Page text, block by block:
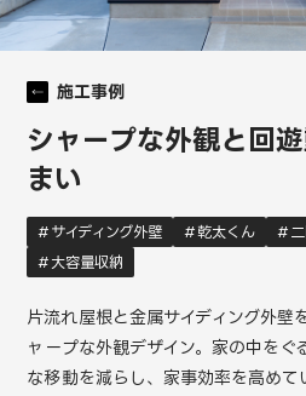
施工事例
シャープな外観と回
まい
サイディング外壁 乾太くん
大容量収納
片流れ屋根と金属サイディング外壁
ャープな外観デザイン。家の中をぐ
な移動を減らし、家事効率を高めて